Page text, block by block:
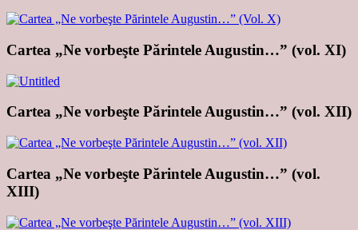
Cartea „Ne vorbeşte Părintele Augustin…” (vol. XI)
Cartea „Ne vorbeşte Părintele Augustin…” (vol. XII)
Cartea „Ne vorbeşte Părintele Augustin…” (vol.
XIII)